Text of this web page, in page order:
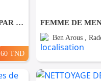
FEMME DE MENAGE A TUNIS – PAR JOUR A Fouchana
60 TND
Ben Arous ,